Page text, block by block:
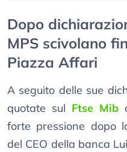
Dopo
MPS scivolano
Piazza Affari
A seguito delle sue
quotate sul Ftse Mib
forte pressione dopo
del CEO della banca